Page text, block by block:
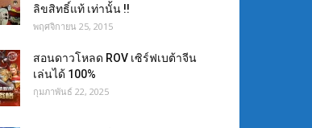
ลิขสิทธิ์แท้ เท่านั้น !!
พฤศจิกายน 25, 2015
สอนดาวโหลด ROV เซิร์ฟเบต้าจีน
เล่นได้ 100%
กุมภาพันธ์ 22, 2025